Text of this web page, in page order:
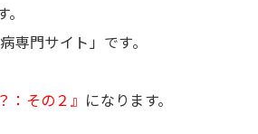
専門サイト」です。
：その２』 になります。